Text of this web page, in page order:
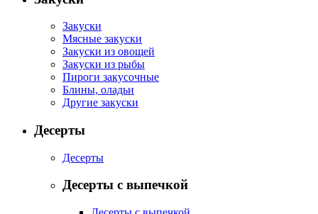
Закуски
Мясные закуски
Закуски из овощей
Закуски из рыбы
Пироги закусочные
Блины, оладьи
Другие закуски
Десерты
Десерты
Десерты с выпечкой